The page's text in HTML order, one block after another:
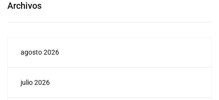
Archivos
agosto 2026
julio 2026